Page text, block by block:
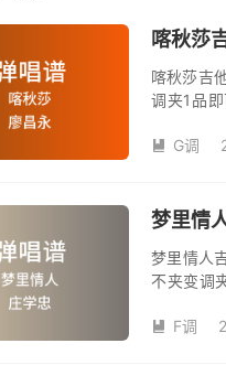
喀秋莎
喀秋莎吉
调夹1品
 G调
梦里情
梦里情人
不夹变调
人》是由
 F调